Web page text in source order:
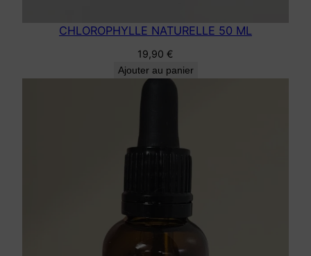
CHLOROPHYLLE NATURELLE 50 ML
19,90 €
Ajouter au panier